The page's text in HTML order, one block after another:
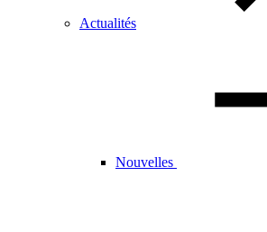
Actualités
Nouvelles